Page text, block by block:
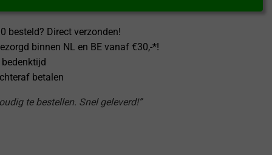
besteld? Direct verzonden!
binnen NL en BE vanaf €30,-*!
betalen
te bestellen. Snel geleverd!”